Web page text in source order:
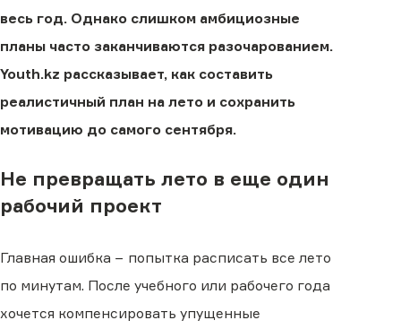
весь год. Однако слишком амбициозные
планы часто заканчиваются разочарованием.
Youth.kz рассказывает, как составить
реалистичный план на лето и сохранить
мотивацию до самого сентября.
Не превращать лето в еще один
рабочий проект
Главная ошибка − попытка расписать все лето
по минутам. После учебного или рабочего года
хочется компенсировать упущенные